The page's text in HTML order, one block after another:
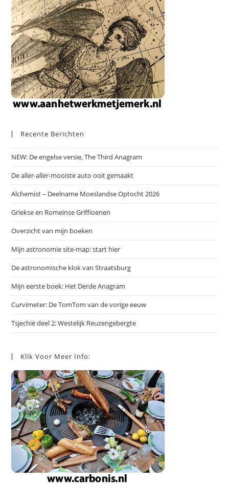
Recente Berichten
NEW: De engelse versie, The Third Anagram
De aller-aller-mooiste auto ooit gemaakt
Alchemist – Deelname Moeslandse Optocht 2026
Griekse en Romeinse Griffioenen
Overzicht van mijn boeken
Mijn astronomie site-map: start hier
De astronomische klok van Straatsburg
Mijn eerste boek: Het Derde Anagram
Curvimeter: De TomTom van de vorige eeuw
Tsjechië deel 2: Westelijk Reuzengebergte
Klik Voor Meer Info: